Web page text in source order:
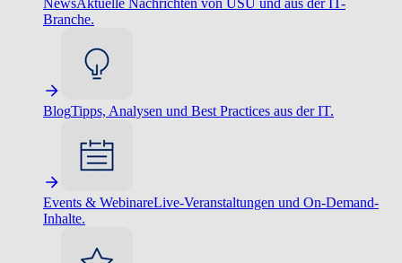
NewsAktuelle Nachrichten von USU und aus der IT-
Branche.
BlogTipps, Analysen und Best Practices aus der IT.
Events & WebinareLive-Veranstaltungen und On-Demand-
Inhalte.